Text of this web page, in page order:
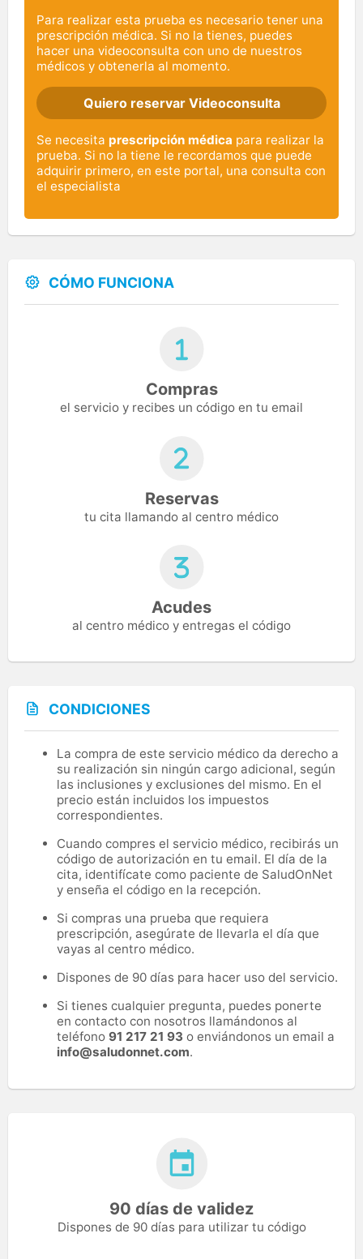
Para realizar esta prueba es necesario tener una
prescripción médica. Si no la tienes, puedes
hacer una videoconsulta con uno de nuestros
médicos y obtenerla al momento.
Quiero reservar Videoconsulta
Se necesita prescripción médica para realizar la
prueba. Si no la tiene le recordamos que puede
adquirir primero, en este portal, una consulta con
el especialista
CÓMO FUNCIONA
Compras
el servicio y recibes un código en tu email
Reservas
tu cita llamando al centro médico
Acudes
al centro médico y entregas el código
CONDICIONES
La compra de este servicio médico da derecho a
su realización sin ningún cargo adicional, según
las inclusiones y exclusiones del mismo. En el
precio están incluidos los impuestos
correspondientes.
Cuando compres el servicio médico, recibirás un
código de autorización en tu email. El día de la
cita, identifícate como paciente de SaludOnNet
y enseña el código en la recepción.
Si compras una prueba que requiera
prescripción, asegúrate de llevarla el día que
vayas al centro médico.
Dispones de 90 días para hacer uso del servicio.
Si tienes cualquier pregunta, puedes ponerte
en contacto con nosotros llamándonos al
teléfono 91 217 21 93 o enviándonos un email a
info@saludonnet.com.
90 días de validez
Dispones de 90 días para utilizar tu código